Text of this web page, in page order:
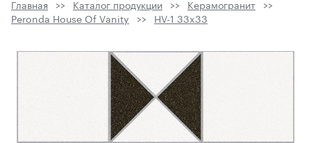
Главная Каталог продукции
Керамогранит
Peronda House Of Vanity
HV-1 33x33